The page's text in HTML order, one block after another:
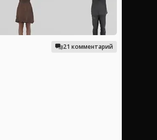
21 комментарий